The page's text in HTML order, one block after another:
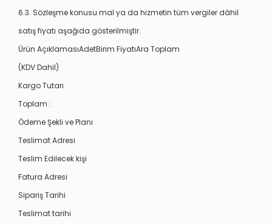
6.3. Sözleşme konusu mal ya da hizmetin tüm vergiler dâhil
satış fiyatı aşağıda gösterilmiştir.
Ürün AçıklamasıAdetBirim FiyatıAra Toplam
(KDV Dahil)
Kargo Tutarı
Toplam :
Ödeme Şekli ve Planı
Teslimat Adresi
Teslim Edilecek kişi
Fatura Adresi
Sipariş Tarihi
Teslimat tarihi